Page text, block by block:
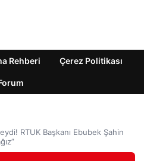
Rehberi Çerez Politikası
RTUK Başkanı Ebubek Şahin